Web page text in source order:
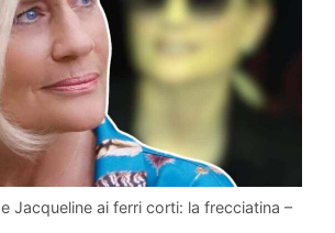
Jacqueline ai ferri corti: la frecciatina –